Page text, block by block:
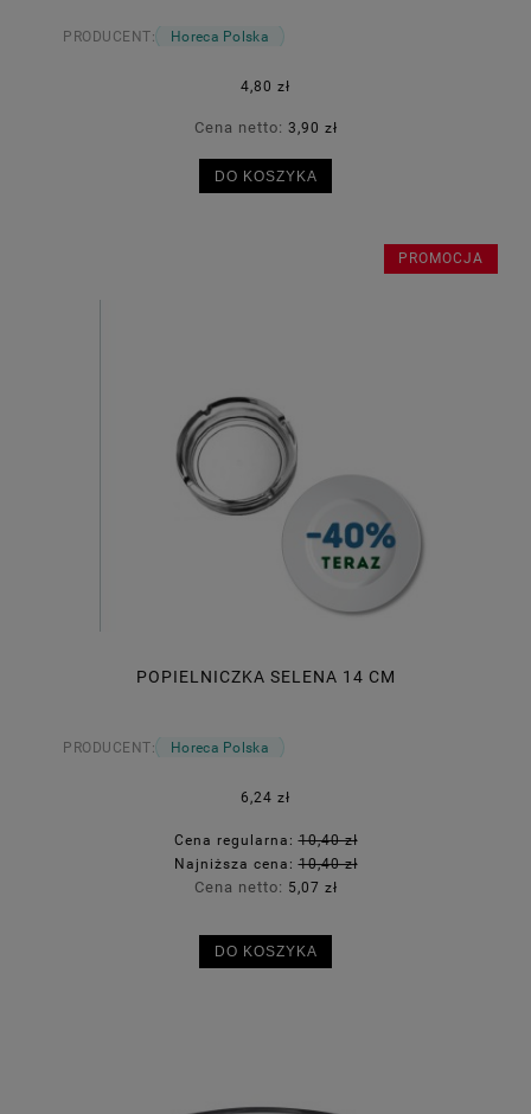
PRODUCENT: Horeca Polska
4,80 zł
Cena netto: 3,90 zł
DO KOSZYKA
POPIELNICZKA SELENA 14 CM
PRODUCENT: Horeca Polska
6,24 zł
Cena regularna:10,40 zł
Najniższa cena:10,40 zł
Cena netto: 5,07 zł
DO KOSZYKA
PROMOCJA